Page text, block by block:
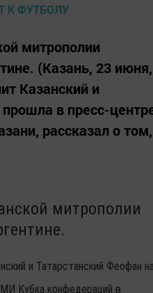
митрополии
(Казань, 23 июня,
Казанский и
в пресс-
рассказал о том,
митрополии
и Татарстанский Феофан
Кубка конфедераций в